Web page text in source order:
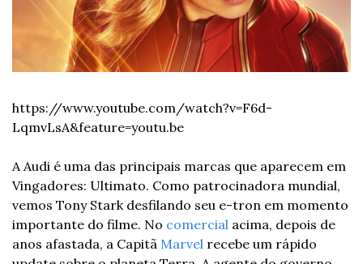
https://www.youtube.com/watch?v=F6d-
LqmvLsA&feature=youtu.be
A Audi é uma das principais marcas que aparecem em
Vingadores: Ultimato. Como patrocinadora mundial,
vemos Tony Stark desfilando seu e-tron em momento
importante do filme. No comercial acima, depois de
anos afastada, a Capitã Marvel recebe um rápido